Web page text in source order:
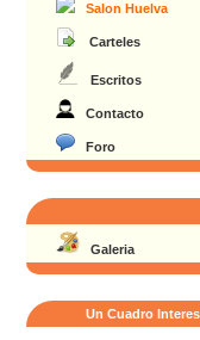
Salon Huelva
Carteles
Escritos
Contacto
Foro
Galeria
Un Cuadro